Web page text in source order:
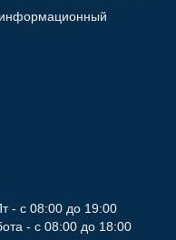
информационный
- с 08:00 до 19:00
- с 08:00 до 18:00